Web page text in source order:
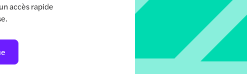
accès rapide